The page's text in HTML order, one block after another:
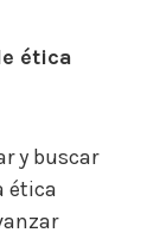
ética
y buscar
ética